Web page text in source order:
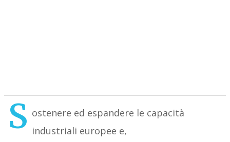
S ostenere ed espandere le capacità
industriali europee e,